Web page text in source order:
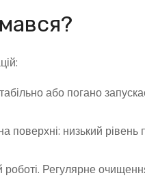
або погано
поверхні: низький
Регулярне